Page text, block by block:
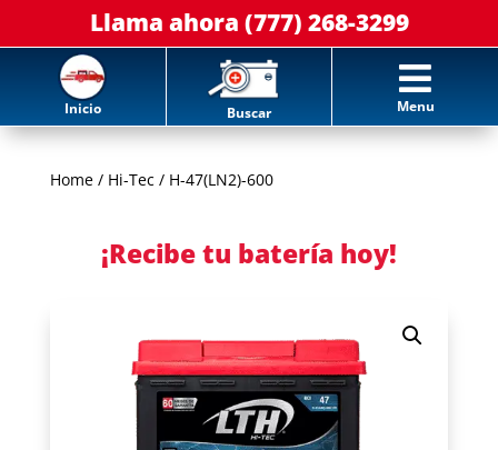
Llama ahora (777) 268-3299
Inicio Buscar

Menu
Home/ Hi-Tec/ H-47(LN2)-600
¡Recibe tu batería hoy!